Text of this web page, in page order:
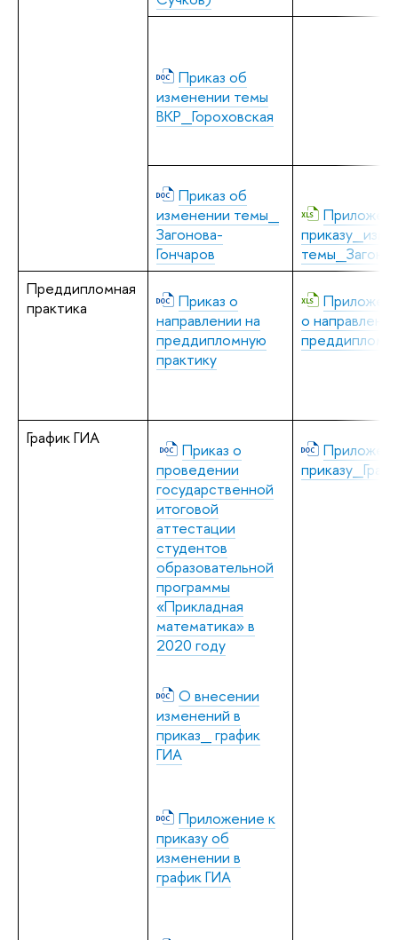
Приказ об
изменении темы
ВКР_Гороховская
Приказ об
изменении темы_
Загонова-
Гончаров
Преддипломная
практика
Приказ о
направлении на
преддипломную
практику
о
График ГИА
Приказ о
проведении
государственной
итоговой
аттестации
студентов
образовательной
программы
«Прикладная
математика» в
2020 году
О внесении
изменений в
приказ_ график
ГИА
Приложение к
приказу об
изменении в
график ГИА